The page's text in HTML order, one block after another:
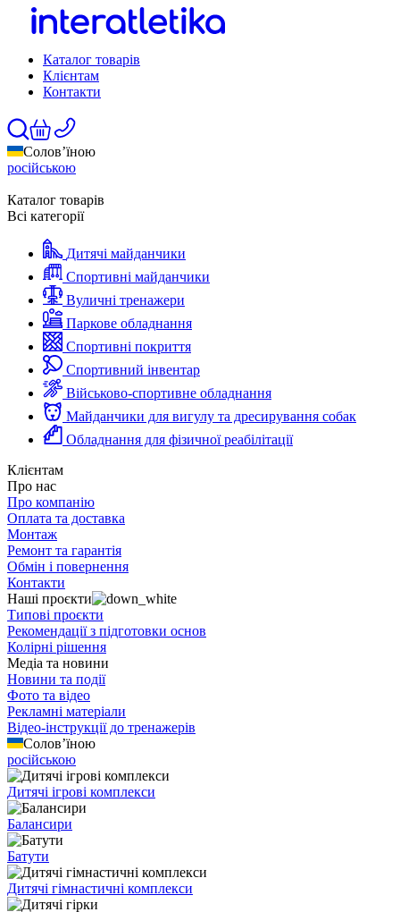
Каталог товарів
Клієнтам
Контакти
Солов’їною
російською
Каталог товарів
Всі категорії
Дитячі майданчики
Спортивні майданчики
Вуличні тренажери
Паркове обладнання
Спортивні покриття
Спортивний інвентар
Військово-спортивне обладнання
Майданчики для вигулу та дресирування собак
Обладнання для фізичної реабілітації
Клієнтам
Про нас
Про компанію
Оплата та доставка
Монтаж
Ремонт та гарантія
Обмін і повернення
Контакти
Наші проєкти
Типові проєкти
Рекомендації з підготовки основ
Колірні рішення
Медіа та новини
Новини та події
Фото та відео
Рекламні матеріали
Відео-інструкції до тренажерів
Солов’їною
російською
Дитячі ігрові комплекси
Балансири
Батути
Дитячі гімнастичні комплекси